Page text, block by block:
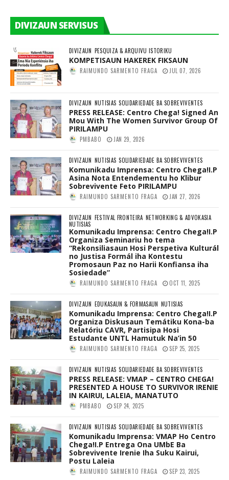
DIVIZAUN SERVISUS
DIVIZAUN PESQUIZA & ARQUIVU ISTORIKU
KOMPETISAUN HAKEREK FIKSAUN
RAIMUNDO SARMENTO FRAGA JUL 07, 2026
DIVIZAUN NUTISIAS SOLIDARIEDADE BA SOBREVIVENTES
PRESS RELEASE: Centro Chega! Signed An
Mou With The Women Survivor Group Of
PIRILAMPU
PMBABO JAN 29, 2026
DIVIZAUN NUTISIAS SOLIDARIEDADE BA SOBREVIVENTES
Komunikadu Imprensa: Centro Chega!I.P
Asina Nota Entendementu ho Klibur
Sobrevivente Feto PIRILAMPU
RAIMUNDO SARMENTO FRAGA JAN 27, 2026
DIVIZAUN FESTIVAL FRONTEIRA NETWORKING & ADVOKASIA
NUTISIAS
Komunikadu Imprensa: Centro Chega!I.P
Organiza Seminariu ho tema
“Rekonsiliasaun Hosi Perspetiva Kulturál
no Justisa Formál iha Kontestu
Promosaun Paz no Harii Konfiansa iha
Sosiedade”
RAIMUNDO SARMENTO FRAGA OCT 11, 2025
DIVIZAUN EDUKASAUN & FORMASAUN NUTISIAS
Komunikadu Imprensa: Centro Chega!I.P
Organiza Diskusaun Temátiku Kona-ba
Relatóriu CAVR, Partisipa Hosi
Estudante UNTL Hamutuk Na’in 50
RAIMUNDO SARMENTO FRAGA SEP 25, 2025
DIVIZAUN NUTISIAS SOLIDARIEDADE BA SOBREVIVENTES
PRESS RELEASE: VMAP – CENTRO CHEGA!
PRESENTED A HOUSE TO SURVIVOR IRENIE
IN KAIRUI, LALEIA, MANATUTO
PMBABO SEP 24, 2025
DIVIZAUN NUTISIAS SOLIDARIEDADE BA SOBREVIVENTES
Komunikadu Imprensa: VMAP Ho Centro
Chega!I.P Entrega Ona UMbE Ba
Sobrevivente Irenie Iha Suku Kairui,
Postu Laleia
RAIMUNDO SARMENTO FRAGA SEP 23, 2025